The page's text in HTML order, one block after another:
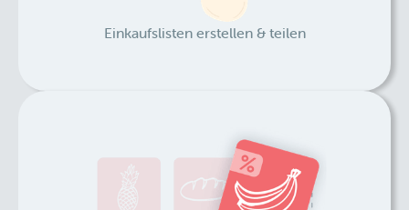
Einkaufslisten erstellen & teilen